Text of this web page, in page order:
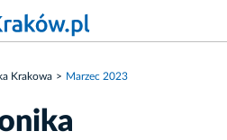
Krakowa Marzec 2023